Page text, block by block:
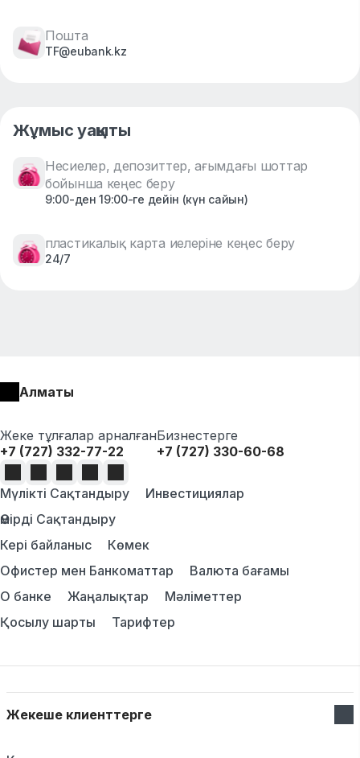
Пошта
TF@eubank.kz
Жұмыс уақыты
Несиелер, депозиттер, ағымдағы шоттар
бойынша кеңес беру
9:00-ден 19:00-ге дейін (күн сайын)
пластикалық карта иелеріне кеңес беру
24/7
Алматы
Жеке тұлғалар арналған
+7 (727) 332-77-22
Бизнестерге
+7 (727) 330-60-68
Мүлікті Сақтандыру
Инвестициялар
Өмірді Сақтандыру
Кері байланыс
Көмек
Офистер мен Банкоматтар
Валюта бағамы
О банке
Жаңалықтар
Мәліметтер
Қосылу шарты
Тарифтер
Жекеше клиенттерге